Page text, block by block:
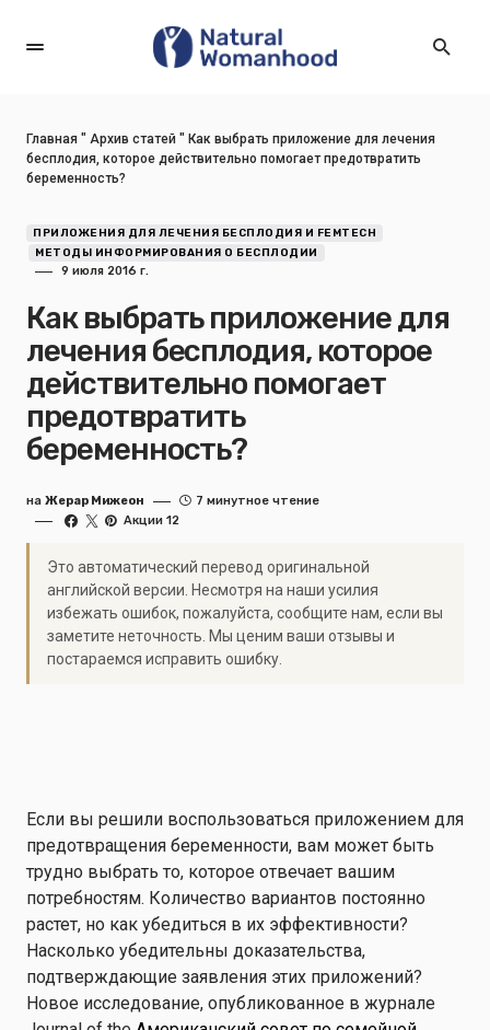
Главная " Архив статей " Как выбрать приложение для лечения
бесплодия, которое действительно помогает предотвратить
беременность?
ПРИЛОЖЕНИЯ ДЛЯ ЛЕЧЕНИЯ БЕСПЛОДИЯ И FEMTECH
МЕТОДЫ ИНФОРМИРОВАНИЯ О БЕСПЛОДИИ
9 июля 2016 г.
Как выбрать приложение для
лечения бесплодия, которое
действительно помогает
предотвратить
беременность?
на Жерар Мижеон
7 минутное чтение
Акции 12
Это автоматический перевод оригинальной
английской версии. Несмотря на наши усилия
избежать ошибок, пожалуйста, сообщите нам, если вы
заметите неточность. Мы ценим ваши отзывы и
постараемся исправить ошибку.
Если вы решили воспользоваться приложением для
предотвращения беременности, вам может быть
трудно выбрать то, которое отвечает вашим
потребностям. Количество вариантов постоянно
растет, но как убедиться в их эффективности?
Насколько убедительны доказательства,
подтверждающие заявления этих приложений?
Новое исследование, опубликованное в журнале